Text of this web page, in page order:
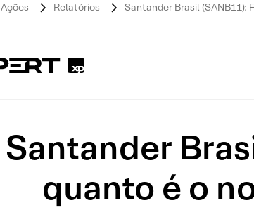
Ações Relatórios Santander Brasil (SANB11):
Santander
quanto é o